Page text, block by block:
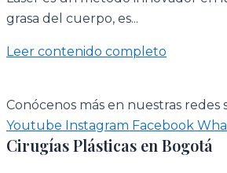
grasa del cuerpo, es...
Leer contenido completo
Conócenos más en nuestras redes
Youtube Instagram Facebook
Cirugías Plásticas en Bogotá